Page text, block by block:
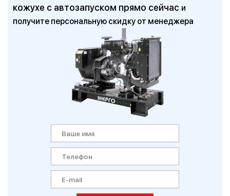
кожухе с автозапуском прямо сейчас и
получите персональную скидку от менеджера